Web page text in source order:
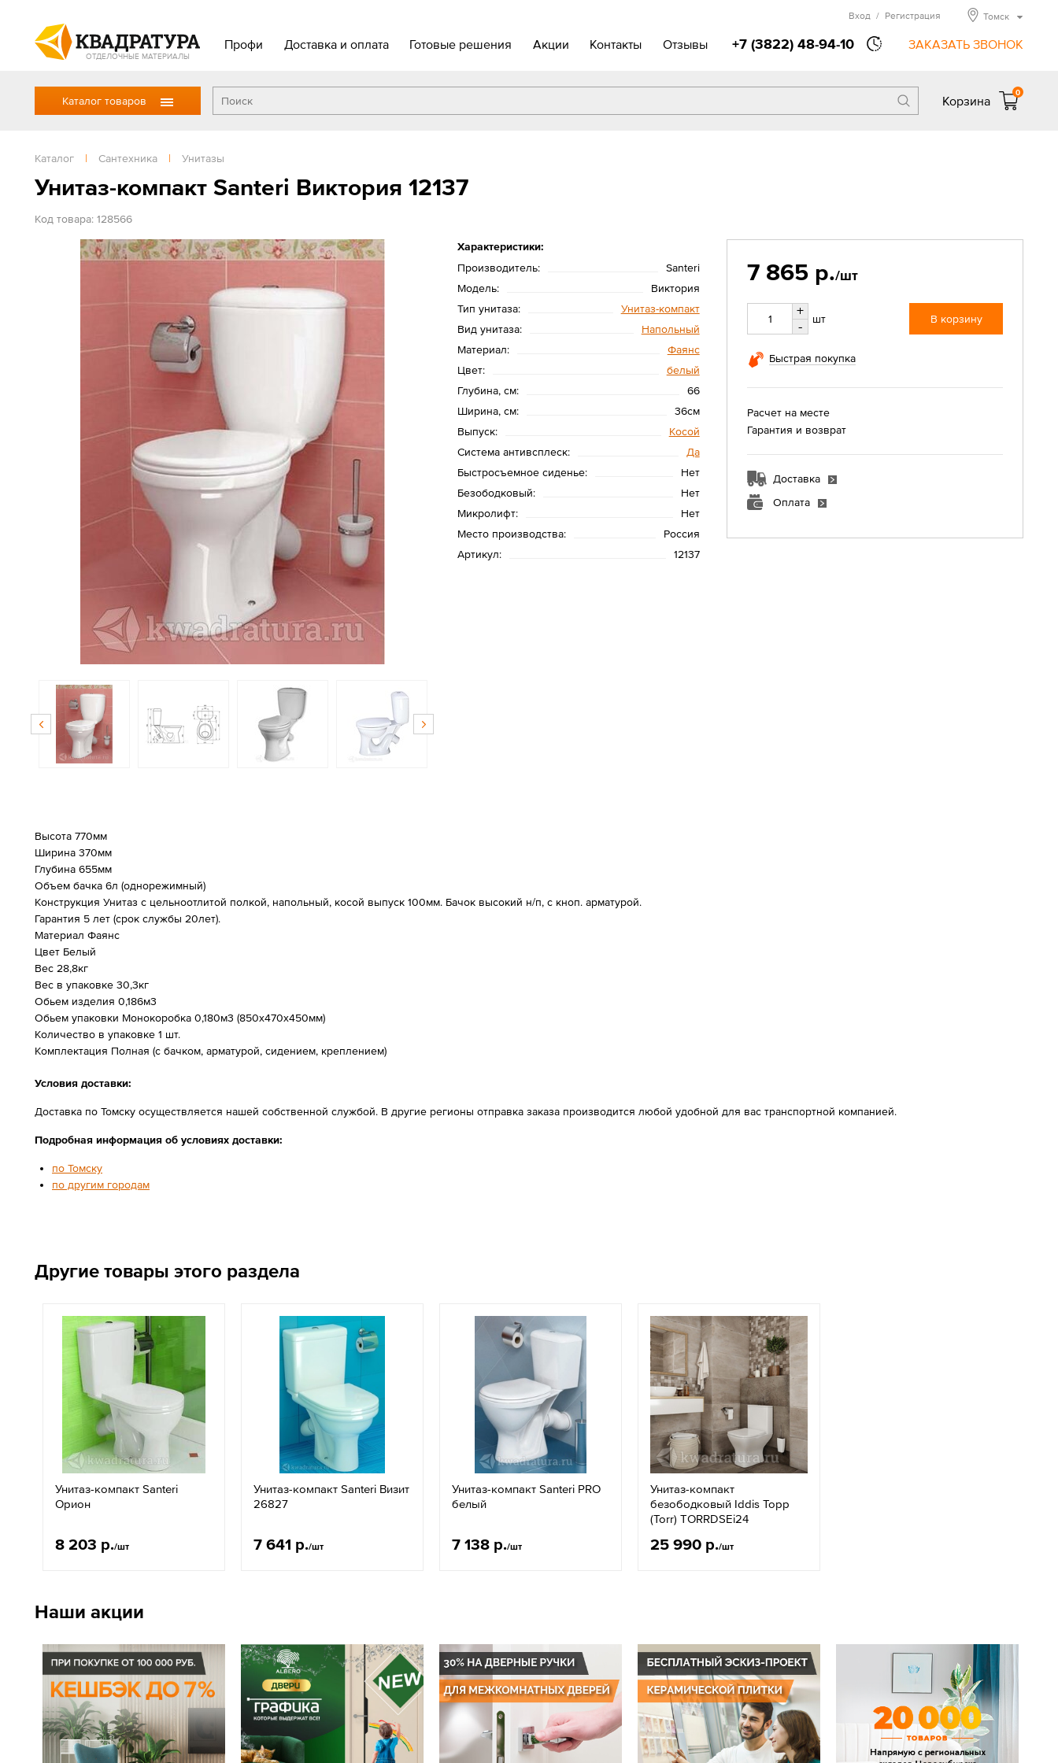
ОТДЕЛОЧНЫЕ МАТЕРИАЛЫ
Профи Доставка и оплата Готовые решения Акции Контакты Отзывы +7 (3822) 48-94-10 ЗАКАЗАТЬ ЗВОНОК
Вход / Регистрация Томск
Каталог товаров Корзина
0
Каталог | Сантехника | Унитазы
Унитаз-компакт Santeri Виктория 12137
Код товара: 128566
Характеристики:
Производитель:
Santeri
Модель:
Виктория
Тип унитаза:
Унитаз-компакт
Вид унитаза:
Напольный
Материал:
Фаянс
Цвет:
белый
Глубина, см:
66
Ширина, см:
36см
Выпуск:
Косой
Система антивсплеск:
Да
Быстросъемное сиденье:
Нет
Безободковый:
Нет
Микролифт:
Нет
Место производства:
Россия
Артикул:
12137
7 865 р./шт
+
-
шт В корзину
Быстрая покупка
Расчет на месте
Гарантия и возврат
Доставка
Оплата
Высота 770мм
Ширина 370мм
Глубина 655мм
Объем бачка 6л (однорежимный)
Конструкция Унитаз с цельноотлитой полкой, напольный, косой выпуск 100мм. Бачок высокий н/п, с кноп. арматурой.
Гарантия 5 лет (срок службы 20лет).
Материал Фаянс
Цвет Белый
Вес 28,8кг
Вес в упаковке 30,3кг
Обьем изделия 0,186м3
Обьем упаковки Монокоробка 0,180м3 (850х470х450мм)
Количество в упаковке 1 шт.
Комплектация Полная (с бачком, арматурой, сидением, креплением)
Условия доставки:
Доставка по Томску осуществляется нашей собственной службой. В другие регионы отправка заказа производится любой удобной для вас транспортной компанией.
Подробная информация об условиях доставки:
по Томску
по другим городам
Другие товары этого раздела
Унитаз-компакт Santeri
Орион
8 203 р./шт
Унитаз-компакт Santeri Визит
26827
7 641 р./шт
Унитаз-компакт Santeri PRO
белый
7 138 р./шт
Унитаз-компакт
безободковый Iddis Торр
(Torr) TORRDSEi24
25 990 р./шт
Наши акции